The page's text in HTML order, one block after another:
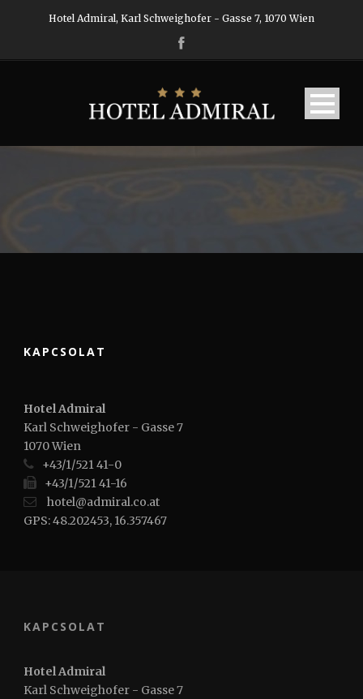
Hotel Admiral, Karl Schweighofer - Gasse 7, 1070 Wien
Magyar
KAPCSOLAT
Hotel Admiral
Karl Schweighofer - Gasse 7
1070 Wien
+43/1/521 41-0
+43/1/521 41-16
hotel@admiral.co.at
GPS: 48.202453, 16.357467
KAPCSOLAT
Hotel Admiral
Karl Schweighofer - Gasse 7